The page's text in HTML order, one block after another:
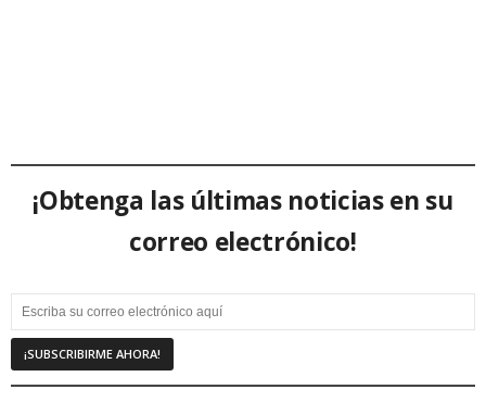
¡Obtenga las últimas noticias en su
correo electrónico!